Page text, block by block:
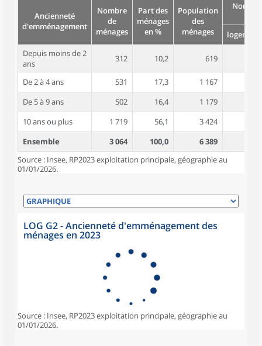
Ancienneté
d'emménagement
Nombre
de
ménages
Part des
ménages
en %
Population
des
ménages
logement
Depuis moins de 2
ans
312 10,2 619
De 2 à 4 ans 531 17,3 1 167
De 5 à 9 ans
502 16,4 1 179
10 ans ou plus
1 719 56,1 3 424
Ensemble
3 064 100,0 6 389
Source : Insee, RP2023 exploitation principale, géographie au
01/01/2026.
LOG G2 - Ancienneté d'emménagement des
ménages en 2023
Source : Insee, RP2023 exploitation principale, géographie au
01/01/2026.